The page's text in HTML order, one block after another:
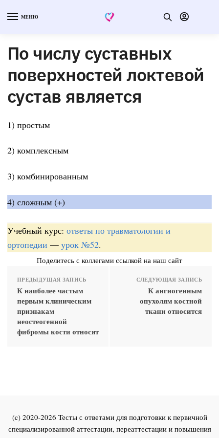
МЕНЮ
По числу суставных
поверхностей локтевой
сустав является
1) простым
2) комплексным
3) комбинированным
4) сложным (+)
Учебный курс: ответы по травматологии и
ортопедии — урок №52.
Поделитесь с коллегами ссылкой на наш сайт
ПРЕДЫДУЩАЯ ЗАПИСЬ
К наиболее частым
первым клиническим
признакам
неостеогенной
фибромы кости относят
СЛЕДУЮЩАЯ ЗАПИСЬ
К ангиогенным
опухолям костной
ткани относится
(c) 2020-2026 Тесты с ответами для подготовки к первичной
специализированной аттестации, переаттестации и повышения